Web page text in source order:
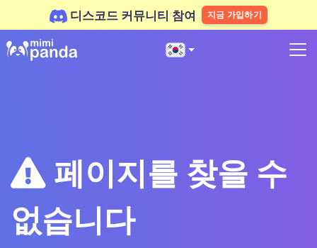
디스코드 커뮤니티 참여 지금 가입하기
페이지를 찾을 수
없습니다